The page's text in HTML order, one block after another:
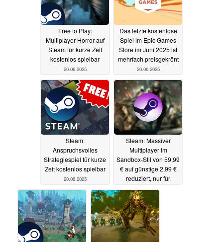
Free to Play:
Multiplayer-Horror auf
Steam für kurze Zeit
kostenlos spielbar
20.06.2025
Das letzte kostenlose
Spiel im Epic Games
Store im Juni 2025 ist
mehrfach preisgekrönt
20.06.2025
Steam:
Anspruchsvolles
Strategiespiel für kurze
Zeit kostenlos spielbar
20.06.2025
Steam: Massiver
Multiplayer im
Sandbox-Stil von 59,99
€ auf günstige 2,99 €
reduziert, nur für
20.06.2025